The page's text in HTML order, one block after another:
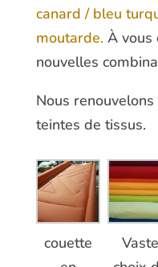
canard / bleu
moutarde. À vous
nouvelles
Nous
teintes de tissus.
couette
Vaste